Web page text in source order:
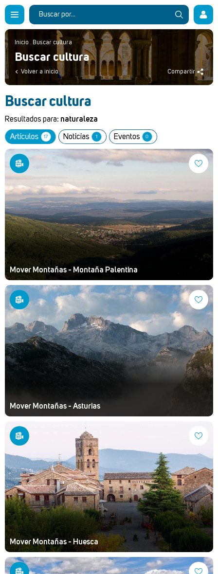
Inicio . Buscar cultura
Buscar cultura
Volver a inicio Compartir
Buscar cultura
Resultados para: naturaleza
Artículos 17 Noticias 1 Eventos 0
Mover Montañas - Montaña Palentina
Mover Montañas - Asturias
Mover Montañas - Huesca